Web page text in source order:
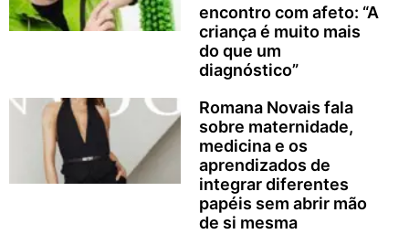
encontro com afeto: “A
criança é muito mais
do que um
diagnóstico”
Romana Novais fala
sobre maternidade,
medicina e os
aprendizados de
integrar diferentes
papéis sem abrir mão
de si mesma